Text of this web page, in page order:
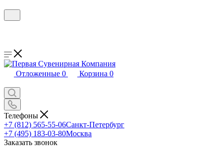
Отложенные 0 Корзина 0
Телефоны
+7 (812) 565-55-06Санкт-Петербург
+7 (495) 183-03-80Москва
Заказать звонок